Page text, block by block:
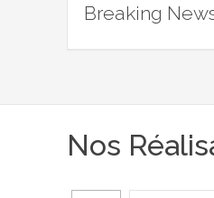
Breaking
Nos